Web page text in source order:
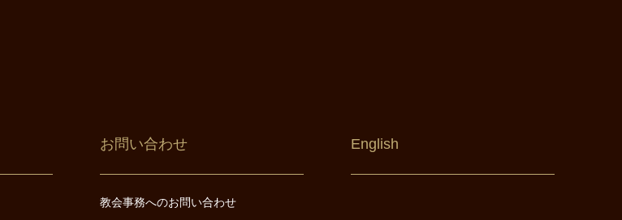
お問い合わせ
教会事務へのお問い合わせ
English